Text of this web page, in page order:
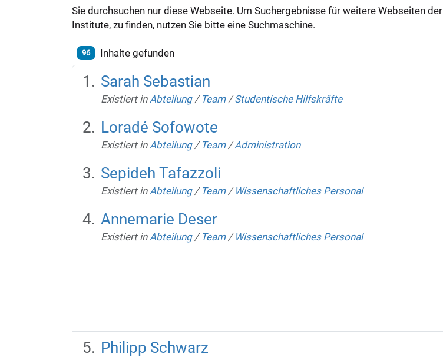
Sie durchsuchen nur diese Webseite. Um Suchergebnisse für weitere Webseiten der
Institute, zu finden, nutzen Sie bitte eine Suchmaschine.
96 Inhalte gefunden
Sarah Sebastian
Existiert in Abteilung / Team /Studentische Hilfskräfte
Loradé Sofowote
Existiert in Abteilung / Team /Administration
Sepideh Tafazzoli
Existiert in Abteilung / Team / Wissenschaftliches Personal
Annemarie Deser
Existiert in Abteilung / Team / Wissenschaftliches Personal
Philipp Schwarz